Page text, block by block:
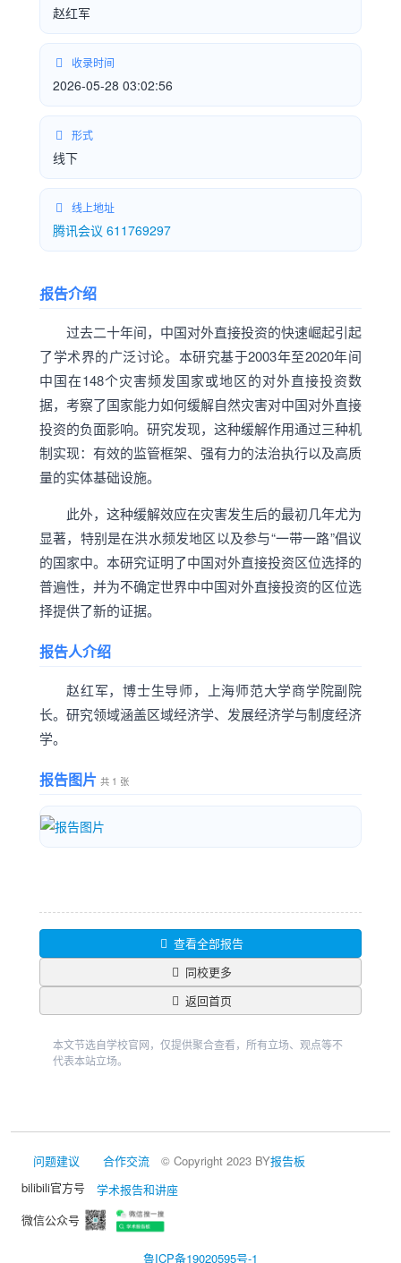
赵红军
收录时间
2026-05-28 03:02:56
形式
线下
线上地址
腾讯会议 611769297
报告介绍
过去二十年间，中国对外直接投资的快速崛起引起
了学术界的广泛讨论。本研究基于2003年至2020年间
中国在148个灾害频发国家或地区的对外直接投资数
据，考察了国家能力如何缓解自然灾害对中国对外直接
投资的负面影响。研究发现，这种缓解作用通过三种机
制实现：有效的监管框架、强有力的法治执行以及高质
量的实体基础设施。
此外，这种缓解效应在灾害发生后的最初几年尤为
显著，特别是在洪水频发地区以及参与“一带一路”倡议
的国家中。本研究证明了中国对外直接投资区位选择的
普遍性，并为不确定世界中中国对外直接投资的区位选
择提供了新的证据。
报告人介绍
赵红军，博士生导师，上海师范大学商学院副院
长。研究领域涵盖区域经济学、发展经济学与制度经济
学。
报告图片 共 1 张
查看全部报告
同校更多
返回首页
本文节选自学校官网，仅提供聚合查看，所有立场、观点等不
代表本站立场。
问题建议 合作交流 © Copyright 2023 BY报告板
bilibili官方号
学术报告和讲座
微信公众号
鲁ICP备19020595号-1